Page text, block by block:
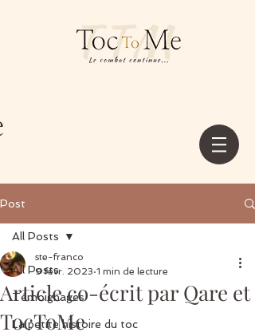
Post
All Posts
Témoignages
La petite histoire du toc
All Posts
Article co-écrit par Qare et
TocToMe
ste-franco
9 févr. 2023 1 min de lecture